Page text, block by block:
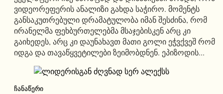
ვიდეორეფერის ანალიზი გახდა საჭირო. მომენტს
განსაკუთრებული დრამატულობა იმან შესძინა, რომ
ირანელმა ფეხბურთელებმა მსაჯებისკენ არც კი
გაიხედეს, არც კი დაუნახავთ მათი გოლი ეჭვქვეშ რომ
იდგა და თავაწყვეტილები ზეიმობდნენ. ეპიზოდის...
ᲩᲐᲜᲐᲬᲔᲠᲘ